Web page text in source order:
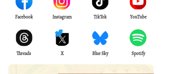
Facebook Instagram TikTok YouTube
Threads X Blue Sky Spotify